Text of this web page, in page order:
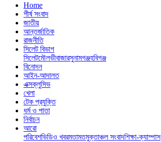
Home
শীর্ষ সংবাদ
জাতীয়
আন্তর্জাতিক
রাজনীতি
সিলেট বিভাগ
সিলেটমৌলভীবাজারসুনামগঞ্জহবিগঞ্জ
বিনোদন
আইন-আদালত
এক্সক্লুসিভ
খেলা
টেক প্রযুক্তি
ধর্ম ও পাতা
নির্বাচন
আরো
পরিবেশভিডিও খবরমতামতমুক্তাঞ্চল সংবাদশিক্ষা-ক্যাম্পাস